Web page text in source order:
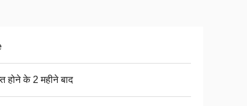
होने के 2 महीने बाद